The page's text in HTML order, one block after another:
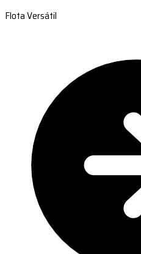
Flota Versátil